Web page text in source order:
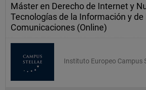
Máster en Derecho de Internet y
Tecnologías de la Información y de
Comunicaciones (Online)
Instituto Europeo Campus